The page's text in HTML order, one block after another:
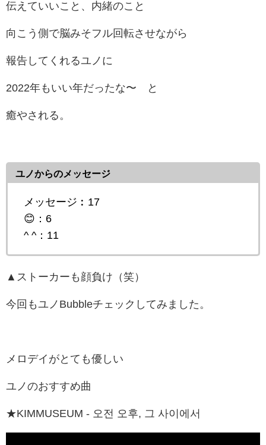
伝えていいこと、内緒のこと
向こう側で脳みそフル回転させながら
報告してくれるユノに
2022年もいい年だったな〜 と
癒やされる。
ユノからのメッセージ
メッセージ︰17
😊：6
^ ^：11
▲ストーカーも顔負け（笑）
今回もユノBubbleチェックしてみました。
メロデイがとても優しい
ユノのおすすめ曲
★KIMMUSEUM - 오전 오후, 그 사이에서